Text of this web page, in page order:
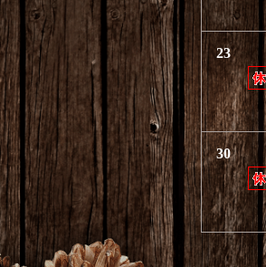
23
30